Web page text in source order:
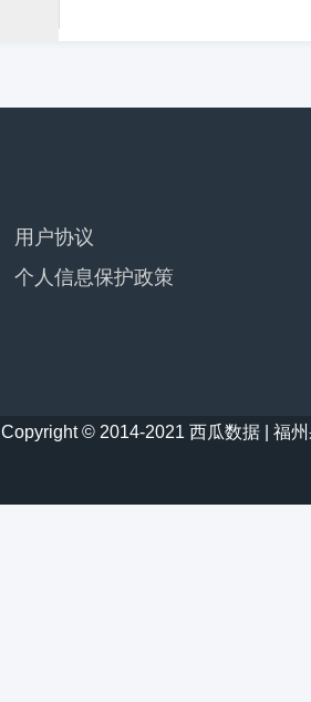
用户协议
个人信息保护政策
Copyright © 2014-2021 西瓜数据 | 福